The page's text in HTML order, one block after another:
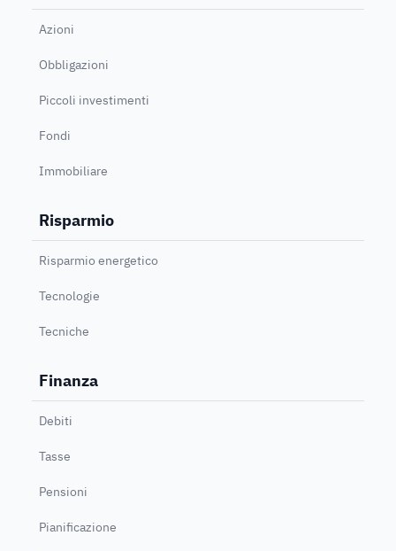
Azioni
Obbligazioni
Piccoli investimenti
Fondi
Immobiliare
Risparmio
Risparmio energetico
Tecnologie
Tecniche
Finanza
Debiti
Tasse
Pensioni
Pianificazione